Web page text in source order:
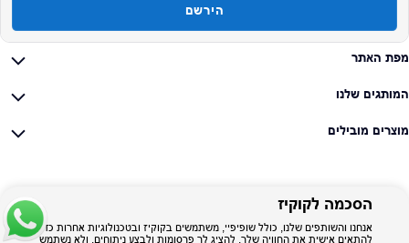
הירשם
מפת האתר
המותגים שלנו
מוצרים מובילים
הסכמה לקוקיז
אנחנו והשותפים שלנו, כולל שופיפיי, משתמשים בקוקיז ובטכנולוגיות אחרות כדי
להתאים אישית את החוויה שלך, להציג לך פרסומות ולבצע ניתוחים, ולא נשתמש